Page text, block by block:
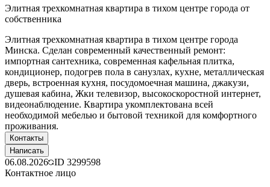
Элитная трехкомнатная квартира в тихом центре города от
собственника
Элитная трехкомнатная квартира в тихом центре города
Минска. Сделан современный качественный ремонт:
импортная сантехника, современная кафельная плитка,
кондиционер, подогрев пола в санузлах, кухне, металлическая
дверь, встроенная кухня, посудомоечная машина, джакузи,
душевая кабина, Жки телевизор, высокоскоростной интернет,
видеонаблюдение. Квартира укомплектована всей
необходимой мебелью и бытовой техникой для комфортного
проживания.
Контакты
Написать
06.08.2026 ID 3299598
Контактное лицо